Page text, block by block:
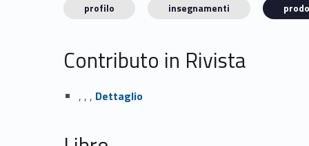
profilo insegnamenti
Contributo in Rivista
, , , Link identifier #identifier_person_9547-1
Dettaglio